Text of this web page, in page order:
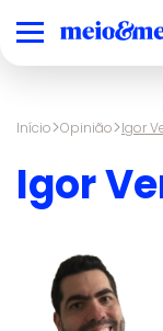
Início>Opinião>Igor
Igor